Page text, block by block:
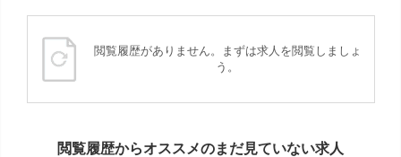
閲覧履歴がありません。まずは求人を閲覧しましょ
う。
閲覧履歴からオススメのまだ見ていない求人